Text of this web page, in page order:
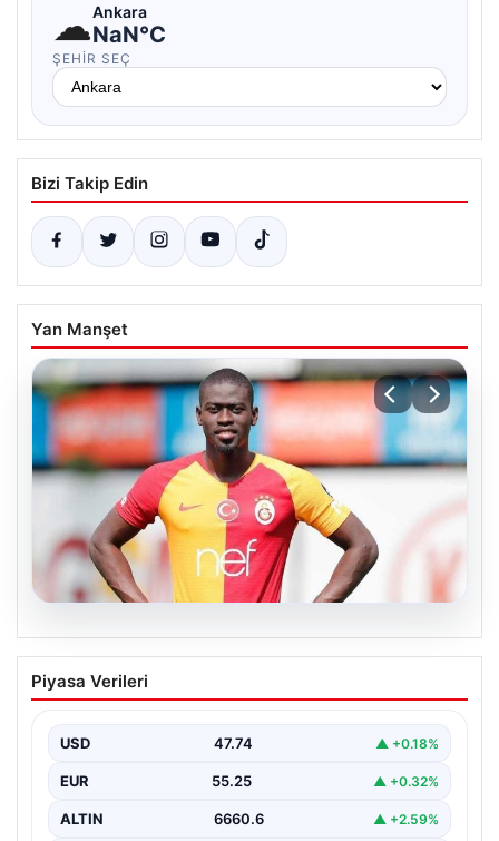
☁Ankara
NaN°C
ŞEHIR SEÇ
Bizi Takip Edin
Yan Manşet
07.08.2026
Resmi imzayı attı! Ndiaye’nin yeni
adresi çok şaşırttı
Piyasa Verileri
USD 47.74 ▲ +0.18%
EUR 55.25 ▲ +0.32%
ALTIN 6660.6 ▲ +2.59%